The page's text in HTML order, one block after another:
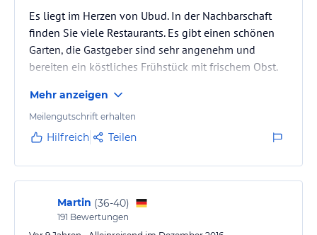
Es liegt im Herzen von Ubud. In der Nachbarschaft
finden Sie viele Restaurants. Es gibt einen schönen
Garten, die Gastgeber sind sehr angenehm und
bereiten ein köstliches Frühstück mit frischem Obst.
Mehr anzeigen
Meilengutschrift erhalten
Hilfreich Teilen
Martin (36-40)
191 Bewertungen